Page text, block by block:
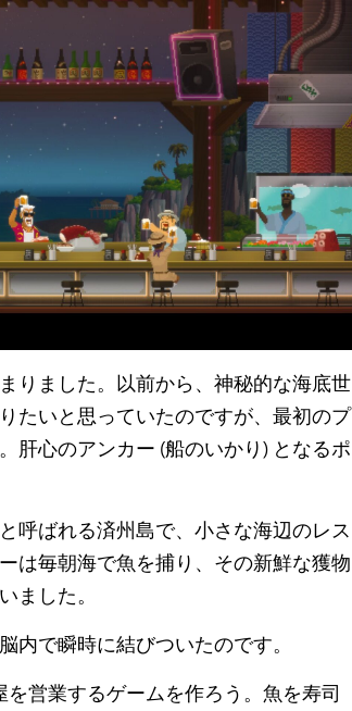
りました。以前から、神秘的な海底世
たいと思っていたのですが、最初のプ
肝心のアンカー (船のいかり) となるポ
呼ばれる済州島で、小さな海辺のレス
は毎朝海で魚を捕り、その新鮮な獲物
ました。
内で瞬時に結びついたのです。
を営業するゲームを作ろう。魚を寿司